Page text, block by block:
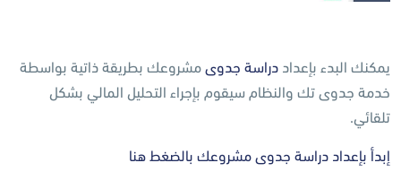
يمكنك البدء بإعداد دراسة جدوىمشروعك بطريقة ذاتية بواسطة
خدمة جدوى تك والنظام سيقوم بإجراء التحليل المالي بشكل
تلقائي.
إبدأ بإعداد دراسة جدوى مشروعك بالضغط هنا